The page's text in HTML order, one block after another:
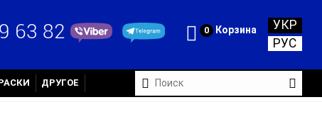
63 82 0 Корзина
УКР
РУС
ДРУГОЕ